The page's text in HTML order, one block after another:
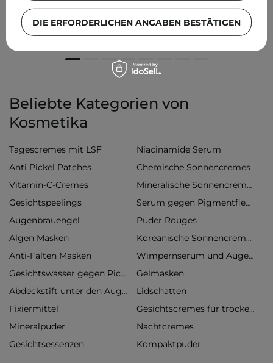
18,60 €
Beliebte Kategorien von
Kosmetika
Tagescremes mit LSF
Niacinamide Serum
Anti Pickel Patches
Chemische Sonnencremes
Vitamin-C-Cremes
Mineralische Sonnencremes
Gesichtspeelings Serum gegen Pigmentflecken
Augenbrauengel
Puder Rouges
Algen Masken
Koreanische Sonnencremes
Anti-Falten Masken
Wimpernserum und Augenbrauenserum
Gesichtswasser gegen Pickel
Gelmasken
Abdeckstift unter den Augen
Lidschatten
Fixiermittel
Gesichtscremes für trockene Haut
Mineralpuder
Nachtcremes
Gesichtsessenzen
Kompaktpuder
DIE ERFORDERLICHEN ANGABEN BESTÄTIGEN